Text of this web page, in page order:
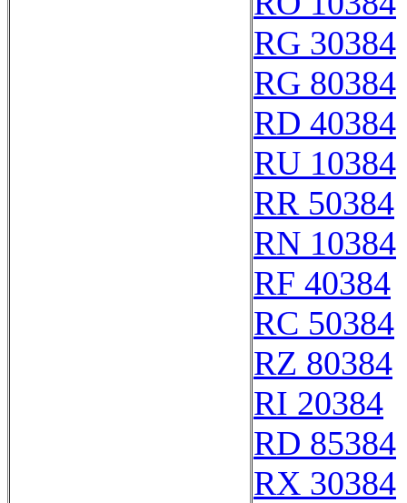
RG 30384
RG 80384
RD 40384
RU 10384
RR 50384
RN 10384
RF 40384
RC 50384
RZ 80384
RI 20384
RD 85384
RX 30384